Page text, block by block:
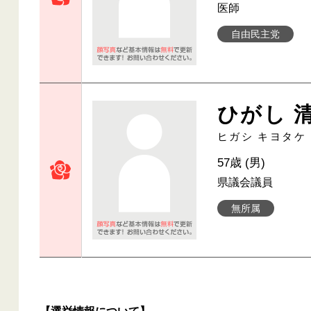
自由民主党
医師
ひがし
ヒガシ キヨタケ
無所属
57歳 (男)
県議会議員